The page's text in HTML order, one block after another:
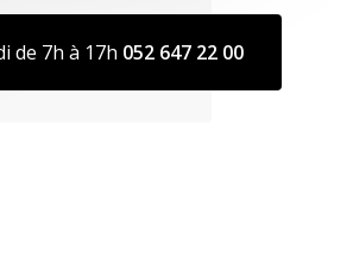
de 7h à 17h 052 647 22 00